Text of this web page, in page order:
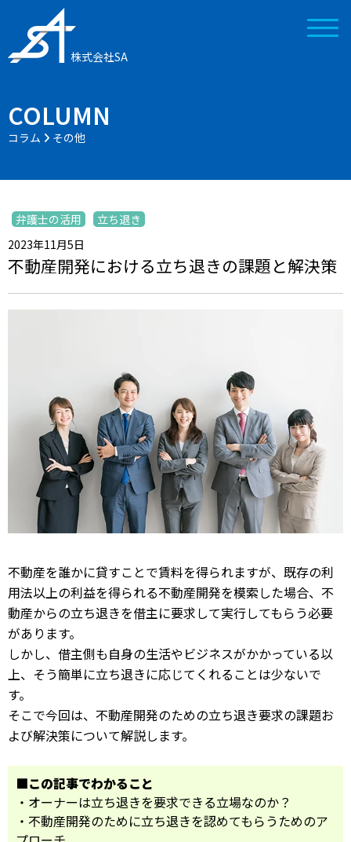
株式会社SA
COLUMN
コラム その他
弁護士の活用
立ち退き
2023年11月5日
不動産開発における立ち退きの課題と解決策
不動産を誰かに貸すことで賃料を得られますが、既存の利
用法以上の利益を得られる不動産開発を模索した場合、不
動産からの立ち退きを借主に要求して実行してもらう必要
があります。
しかし、借主側も自身の生活やビジネスがかかっている以
上、そう簡単に立ち退きに応じてくれることは少ないで
す。
そこで今回は、不動産開発のための立ち退き要求の課題お
よび解決策について解説します。
■この記事でわかること
・オーナーは立ち退きを要求できる立場なのか？
・不動産開発のために立ち退きを認めてもらうためのア